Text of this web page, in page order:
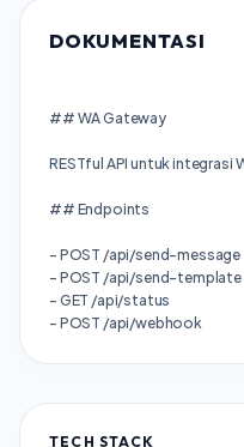
DOKUMENTASI
## WA Gateway
RESTful API untuk integrasi
## Endpoints
- POST /api/send-message
- POST /api/send-template
- GET /api/status
- POST /api/webhook
TECH STACK